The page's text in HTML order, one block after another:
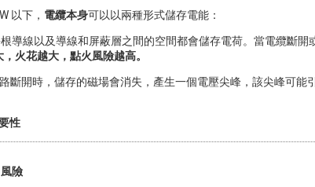
以下， 電纜本身可以以兩種形式儲存電能：
導線以及導線和屏蔽層之間的空間都會儲存電荷。當電纜斷開
，火花越大，點火風險越高。
斷開時，儲存的磁場會消失，產生一個電壓尖峰，該尖峰可能
性
風險